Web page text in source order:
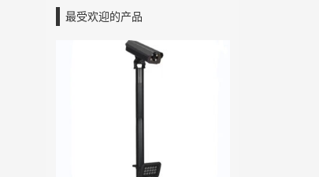
最受欢迎的产品